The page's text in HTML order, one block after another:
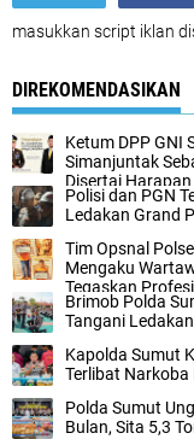
masukkan script iklan
DIREKOMENDASIKAN
Ketum DPP GNI
Simanjuntak
Disertai
Polisi dan PGN
Ledakan Grand
Tim Opsnal
Mengaku
Tegaskan
Brimob Polda
Tangani
Kapolda Sumut
Terlibat Narkoba
Polda Sumut
Bulan, Sita 5,3